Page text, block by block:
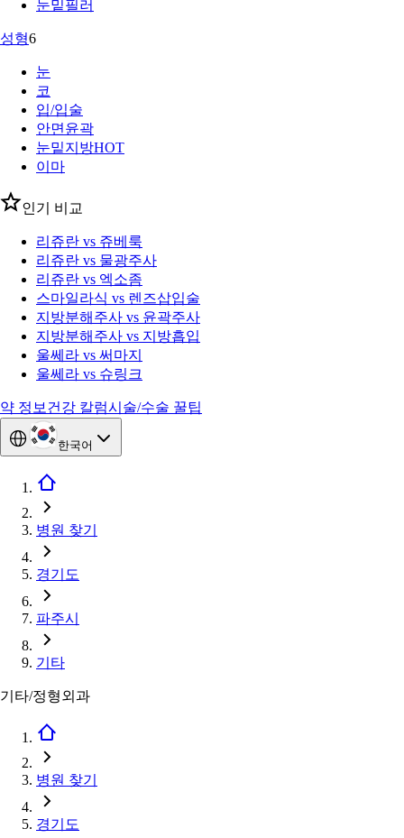
눈밑필러
성형6
눈
코
입/입술
안면윤곽
눈밑지방HOT
이마
인기 비교
리쥬란 vs 쥬베룩
리쥬란 vs 물광주사
리쥬란 vs 엑소좀
스마일라식 vs 렌즈삽입술
지방분해주사 vs 윤곽주사
지방분해주사 vs 지방흡입
울쎄라 vs 써마지
울쎄라 vs 슈링크
약 정보 건강 칼럼시술/수술 꿀팁
한국어
병원 찾기
경기도
파주시
기타
기타/정형외과
병원 찾기
경기도